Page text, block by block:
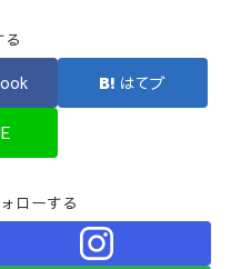
る
はてブ
ローする